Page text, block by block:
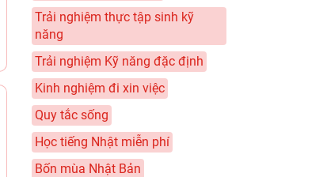
Trải nghiệm thực tập sinh kỹ
năng
Trải nghiệm Kỹ năng đặc định
Kinh nghiệm đi xin việc
Quy tắc sống
Học tiếng Nhật miễn phí
Bốn mùa Nhật Bản